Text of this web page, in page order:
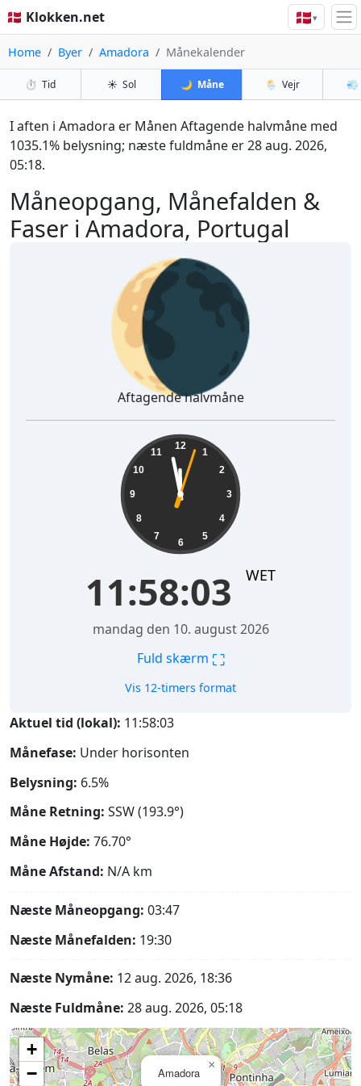
🇩🇰 Klokken.net 🇩🇰▾
Home Byer Amadora Månekalender
⏱️ Tid ☀️ Sol 🌙 Måne 🌦️ Vejr 💨
Måneopgang, Månefalden &
Faser i Amadora, Portugal
I aften i Amadora er Månen Aftagende halvmåne med
1035.1% belysning; næste fuldmåne er 28 aug. 2026,
05:18.
🌘
Aftagende halvmåne
12
1
2
3
4
5
6
7
8
9
10
11
11:58:04 WET
mandag den 10. august 2026
Fuld skærm ⛶
Vis 12-timers format
Aktuel tid (lokal): 11:58:04
Månefase: Under horisonten
Belysning: 6.5%
Måne Retning: SSW (193.9°)
Måne Højde: 76.70°
Måne Afstand: N/A km
Næste Måneopgang: 03:47
Næste Månefalden: 19:30
Næste Nymåne: 12 aug. 2026, 18:36
Næste Fuldmåne: 28 aug. 2026, 05:18
Amadora
×
+
−